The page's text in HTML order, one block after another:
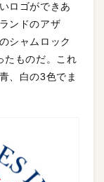
ロゴができあ
ンドのアザ
シャムロック
たものだ。これ
、白の3色でま